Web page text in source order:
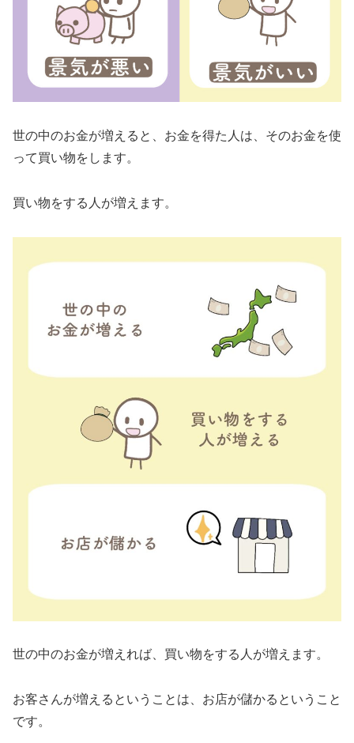
世の中のお金が増えると、お金を得た人は、そのお金を使
って買い物をします。
買い物をする人が増えます。
世の中のお金が増えれば、買い物をする人が増えます。
お客さんが増えるということは、お店が儲かるということ
です。